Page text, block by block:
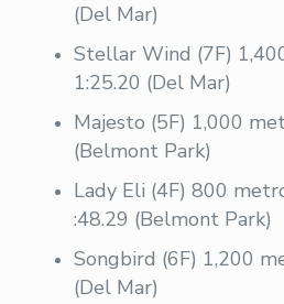
(Del Mar)
Stellar Wind (7F)
1:25.20 (Del Mar)
Majesto (5F) 1,000
(Belmont Park)
Lady Eli (4F) 800
:48.29 (Belmont Park)
Songbird (6F) 1,200
(Del Mar)